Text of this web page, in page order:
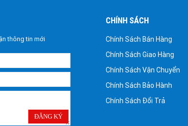
thông tin mới
ĐĂNG KÝ
CHÍNH SÁCH
Chính Sách Bán Hàng
Chính Sách Giao Hàng
Chính Sách Vận Chuyển
Chính Sách Bảo Hành
Chính Sách Đổi Trả